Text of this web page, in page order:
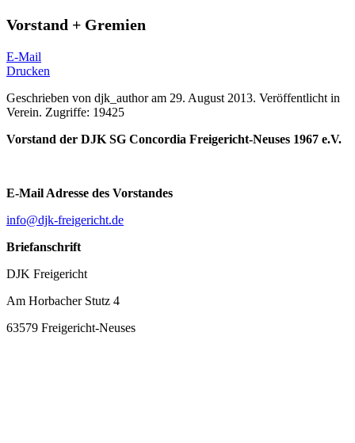
Vorstand + Gremien
E-Mail
Drucken
Geschrieben von djk_authoram 29. August 2013. Veröffentlicht in
Verein. Zugriffe: 19425
Vorstand der DJK SG Concordia Freigericht-Neuses 1967 e.V.
E-Mail Adresse des Vorstandes
info@djk-freigericht.de
Briefanschrift
DJK Freigericht
Am Horbacher Stutz 4
63579 Freigericht-Neuses